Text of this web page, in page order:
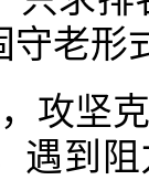
守老形
攻坚
遇到